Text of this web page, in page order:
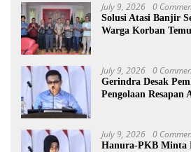
July 9, 2026 0
Solusi Atasi Banjir
Warga Korban
July 9, 2026 0
Gerindra Desak
Pengolaan Resapan
July 9, 2026 0
Hanura-PKB Minta